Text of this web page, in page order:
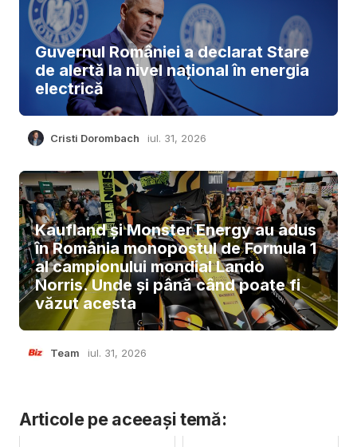
Guvernul României a declarat Stare
de alertă la nivel național în energia
electrică
Cristi Dorombach iul. 31, 2026
Kaufland și Monster Energy au adus
în România monopostul de Formula 1
al campionului mondial Lando
Norris. Unde și până când poate fi
văzut acesta
Team iul. 31, 2026
Articole pe aceeași temă: